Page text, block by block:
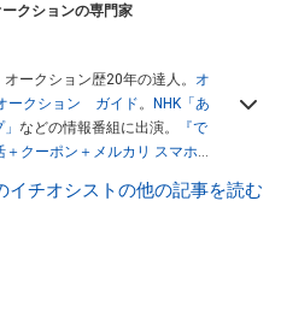
クションの専門家
ークション歴20年の達人。 オ
ークション ガイド。
NHK「あ
などの情報番組に出演。
『で
クーポン＋メルカリ スマホで
！』（翔泳社刊） ほか著書多
イチオシストの他の記事を読む